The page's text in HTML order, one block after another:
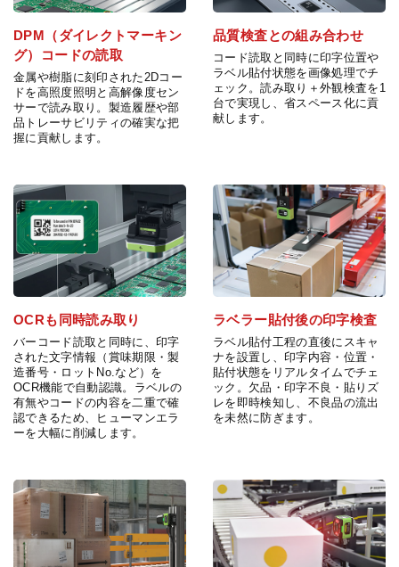
DPM（ダイレクトマーキン
グ）コードの読取
金属や樹脂に刻印された2Dコー
ドを高照度照明と高解像度セン
サーで読み取り。製造履歴や部
品トレーサビリティの確実な把
握に貢献します。
品質検査との組み合わせ
コード読取と同時に印字位置や
ラベル貼付状態を画像処理でチ
ェック。読み取り＋外観検査を1
台で実現し、省スペース化に貢
献します。
OCRも同時読み取り
バーコード読取と同時に、印字
された文字情報（賞味期限・製
造番号・ロットNo.など）を
OCR機能で自動認識。ラベルの
有無やコードの内容を二重で確
認できるため、ヒューマンエラ
ーを大幅に削減します。
ラベラー貼付後の印字検査
ラベル貼付工程の直後にスキャ
ナを設置し、印字内容・位置・
貼付状態をリアルタイムでチェ
ック。欠品・印字不良・貼りズ
レを即時検知し、不良品の流出
を未然に防ぎます。